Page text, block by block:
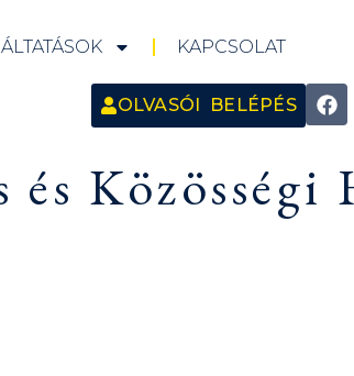
KAPCSOLAT
OLVASÓI BELÉPÉS
Közösségi